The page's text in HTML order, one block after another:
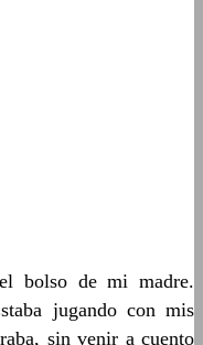
bolso de mi madre.
jugando con mis
sin venir a cuento